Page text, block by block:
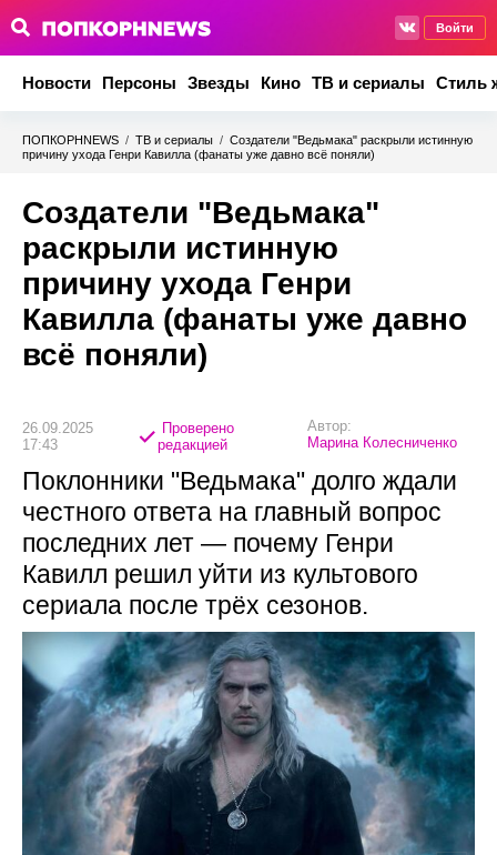
Войти
Новости Персоны Звезды Кино ТВ и сериалы Стиль
ПОПКОРНNEWS / ТВ и сериалы / Создатели "Ведьмака" раскрыли истинную
причину ухода Генри Кавилла (фанаты уже давно всё поняли)
Создатели "Ведьмака"
раскрыли истинную
причину ухода Генри
Кавилла (фанаты уже давно
всё поняли)
26.09.2025
17:43
Проверено
редакцией
Автор:
Марина Колесниченко
Поклонники "Ведьмака" долго ждали
честного ответа на главный вопрос
последних лет — почему Генри
Кавилл решил уйти из культового
сериала после трёх сезонов.